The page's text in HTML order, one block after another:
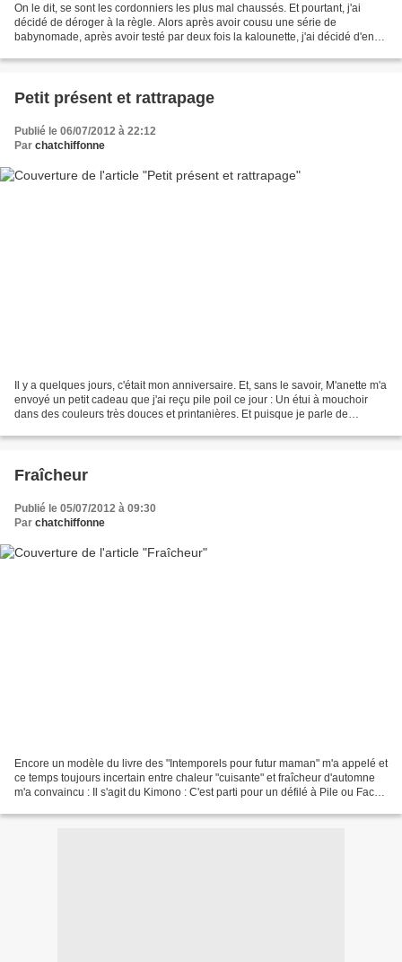
On le dit, se sont les cordonniers les plus mal chaussés. Et pourtant, j'ai
décidé de déroger à la règle. Alors après avoir cousu une série de
babynomade, après avoir testé par deux fois la kalounette, j'ai décidé d'en
Petit présent et rattrapage
Publié le 06/07/2012 à 22:12
Par chatchiffonne
Il y a quelques jours, c'était mon anniversaire. Et, sans le savoir, M'anette m'a
envoyé un petit cadeau que j'ai reçu pile poil ce jour : Un étui à mouchoir
dans des couleurs très douces et printanières. Et puisque je parle de
Fraîcheur
Publié le 05/07/2012 à 09:30
Par chatchiffonne
Encore un modèle du livre des "Intemporels pour futur maman" m'a appelé et
ce temps toujours incertain entre chaleur "cuisante" et fraîcheur d'automne
m'a convaincu : Il s'agit du Kimono : C'est parti pour un défilé à Pile ou Face :